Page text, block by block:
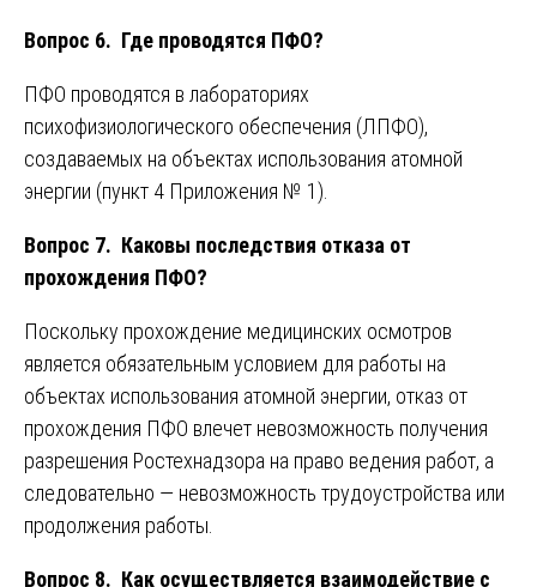
Вопрос 6. Где проводятся ПФО?
ПФО проводятся в лабораториях
психофизиологического обеспечения (ЛПФО),
создаваемых на объектах использования атомной
энергии (пункт 4 Приложения № 1).
Вопрос 7. Каковы последствия отказа от
прохождения ПФО?
Поскольку прохождение медицинских осмотров
является обязательным условием для работы на
объектах использования атомной энергии, отказ от
прохождения ПФО влечет невозможность получения
разрешения Ростехнадзора на право ведения работ, а
следовательно — невозможность трудоустройства или
продолжения работы.
Вопрос 8. Как осуществляется взаимодействие с